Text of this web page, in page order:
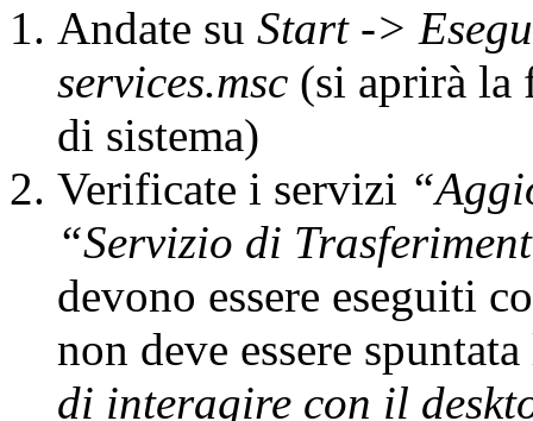
Andate su Start ->
services.msc (si aprirà la
di sistema)
Verificate i servizi
“Servizio di
devono essere eseguiti
non deve essere
di interagire con il